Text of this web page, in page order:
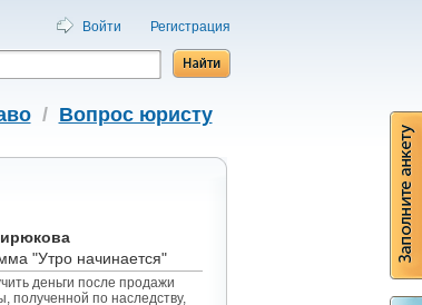
Войти Регистрация
/ Вопрос юристу
"Утро начинается"
деньги после продажи
полученной по наследству,